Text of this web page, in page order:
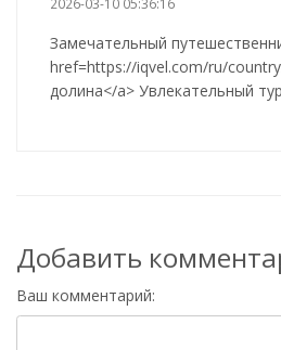
2026-03-10 05:36:16
Замечательный
href=https://iqvel.com/ru/
долина</a> Увлекательный
Добавить
Ваш комментарий: